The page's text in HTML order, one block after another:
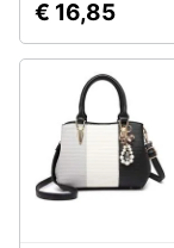
€ 16,85